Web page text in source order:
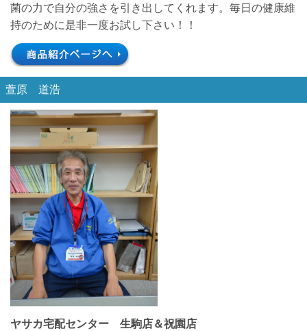
菌の力で自分の強さを引き出してくれます。毎日の健康維
持のために是非一度お試し下さい！！
萱原 道浩
ヤサカ宅配センター 生駒店＆祝園店